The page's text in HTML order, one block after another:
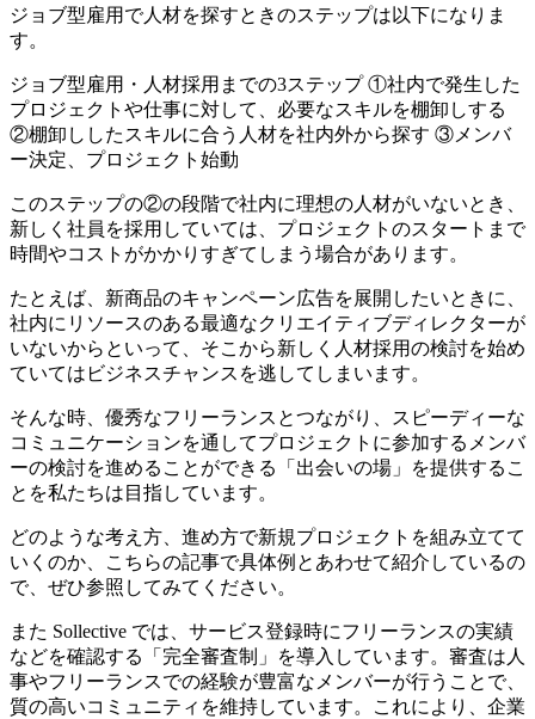
ジョブ型雇用で人材を探すときのステップは以下になりま
す。
ジョブ型雇用・人材採用までの3ステップ①社内で発生した
プロジェクトや仕事に対して、必要なスキルを棚卸しする
②棚卸ししたスキルに合う人材を社内外から探す ③メンバ
ー決定、プロジェクト始動
このステップの②の段階で社内に理想の人材がいないとき、
新しく社員を採用していては、プロジェクトのスタートまで
時間やコストがかかりすぎてしまう 場合があります。
たとえば、新商品のキャンペーン広告を展開したいときに、
社内にリソースのある最適なクリエイティブディレクターが
いないからといって、そこから新しく人材採用の検討を始め
ていてはビジネスチャンスを逃してしまいます。
そんな時、 優秀なフリーランスとつながり、スピーディーな
コミュニケーションを通してプロジェクトに参加するメンバ
ーの検討を進めることができる「出会いの場」を提供する こ
とを私たちは目指しています。
どのような考え方、進め方で新規プロジェクトを組み立てて
いくのか、こちらの記事で具体例とあわせて紹介しているの
で、ぜひ参照してみてください。
また Sollective では、サービス登録時にフリーランスの実績
などを確認する「完全審査制」を導入 しています。審査は人
事やフリーランスでの経験が豊富なメンバーが行うことで、
質の高いコミュニティを維持しています。これにより、企業